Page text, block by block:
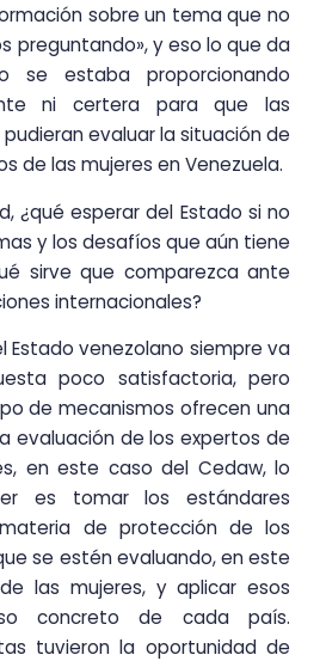
sobre un tema que no
preguntando», y eso lo que da
estaba proporcionando
ni certera para que las
evaluar la situación de
de las mujeres en Venezuela.
¿qué esperar del Estado si no
y los desafíos que aún tiene
sirve que comparezca ante
internacionales?
Estado venezolano siempre va
poco satisfactoria, pero
de mecanismos ofrecen una
evaluación de los expertos de
en este caso del Cedaw, lo
es tomar los estándares
de protección de los
se estén evaluando, en este
las mujeres, y aplicar esos
concreto de cada país.
tuvieron la oportunidad de